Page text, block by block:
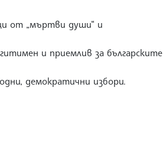
от „мъртви души“ и
и приемлив за българските
демократични избори.